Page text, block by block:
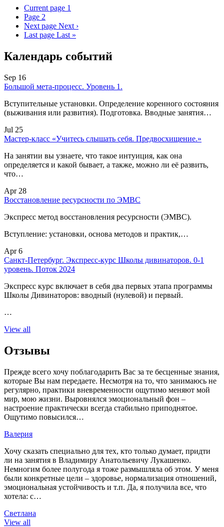
Current page 1
Page 2
Next page Next ›
Last page Last »
Календарь событий
Sep 16
Большой мета-процесс. Уровень 1.
Вступительные установки. Определение коренного состояния
(выживания или развития). Подготовка. Вводные занятия…
Jul 25
Мастер-класс «Учитесь слышать себя. Предвосхищение.»
На занятии вы узнаете, что такое интуиция, как она
определяется и какой бывает, а также, можно ли её развить,
что…
Apr 28
Восстановление ресурсности по ЭМВС
Экспресс метод восстановления ресурсности (ЭМВС).
Вступление: установки, основа методов и практик,…
Apr 6
Санкт-Петербург. Экспресс-курс Школы дивинаторов. 0-1
уровень. Поток 2024
Экспресс курс включает в себя два первых этапа программы
Школы Дивинаторов: вводный (нулевой) и первый.
…
View all
Отзывы
Прежде всего хочу поблагодарить Вас за те бесценные знания,
которые Вы нам передаете. Несмотря на то, что занимаюсь не
регулярно, практики вневременности ощутимо меняют мой
мир, мою жизни. Выровнялся эмоциональный фон –
настроение практически всегда стабильно приподнятое.
Ощутимо повысился…
Валерия
Хочу сказать специально для тех, кто только думает, придти
ли на занятия в Владимиру Анатольевичу Лукашенко.
Немногим более полугода я тоже размышляла об этом. У меня
были конкретные цели – здоровье, нормализация отношений,
эмоциональная устойчивость и т.п. Да, я получила все, что
хотела: с…
Светлана
View all